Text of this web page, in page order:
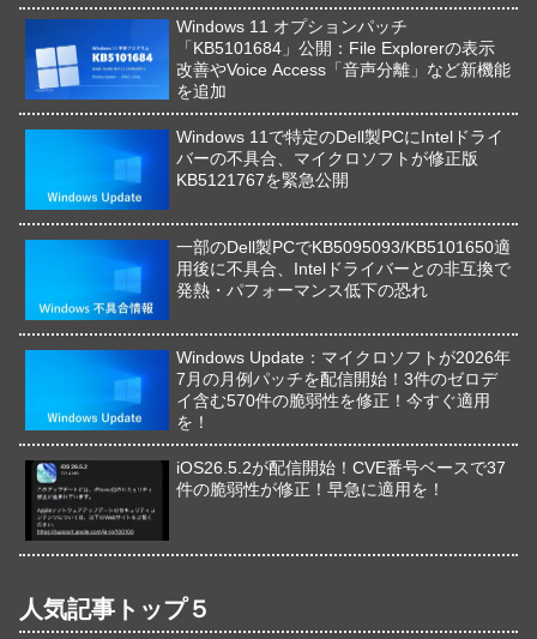
Windows 11 オプションパッチ
「KB5101684」公開：File Explorerの表示
改善やVoice Access「音声分離」など新機能
を追加
Windows 11で特定のDell製PCにIntelドライ
バーの不具合、マイクロソフトが修正版
KB5121767を緊急公開
一部のDell製PCでKB5095093/KB5101650適
用後に不具合、Intelドライバーとの非互換で
発熱・パフォーマンス低下の恐れ
Windows Update：マイクロソフトが2026年
7月の月例パッチを配信開始！3件のゼロデ
イ含む570件の脆弱性を修正！今すぐ適用
を！
iOS26.5.2が配信開始！CVE番号ベースで37
件の脆弱性が修正！早急に適用を！
人気記事トップ５